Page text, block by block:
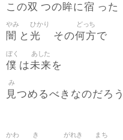
この双 つの眸に宿 った
闇
やみ
と 光
ひかり
その何方
どっち
で
僕
ぼく
は未来
あした
を
見
み
つめるべきなのだろう
かわ き がれき まち